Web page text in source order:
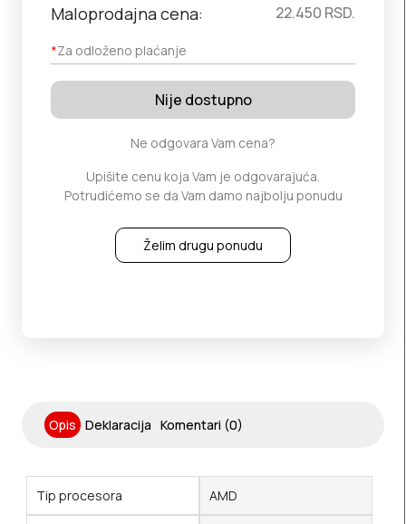
Maloprodajna cena:
*Za odloženo plaćanje
22.450 RSD.
Nije dostupno
Ne odgovara Vam cena?
Upišite cenu koja Vam je odgovarajuća.
Potrudićemo se da Vam damo najbolju ponudu
Želim drugu ponudu
Opis Deklaracija Komentari (0)
Tip procesora AMD